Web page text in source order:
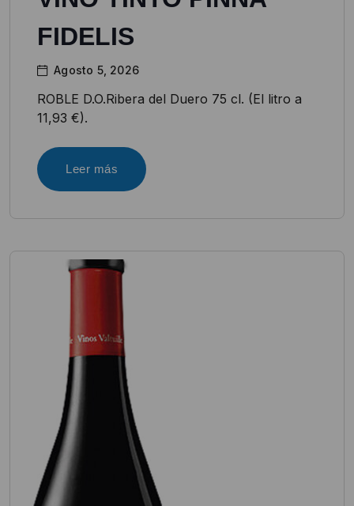
FIDELIS
Agosto 5, 2026
ROBLE D.O.Ribera del Duero 75 cl. (El litro a
11,93 €).
Leer más